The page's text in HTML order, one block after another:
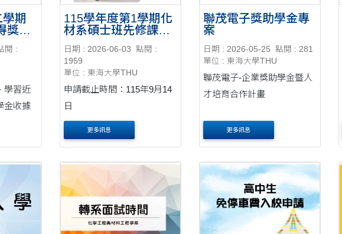
期
獎名
閱 :
學習近
金收據
115學年度第1學期化
材系碩士班先修課程
日期 : 2026-06-03
點閱 :
1959
單位 : 東海大學THU
申請截止時間：115年9月14
日
更多訊息
聯茂電子獎助學金專
案
日期 : 2026-05-25
點閱 : 281
單位 : 東海大學THU
聯茂電子-企業獎助學金暨人
才培育合作計畫
更多訊息